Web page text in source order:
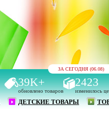
ЗА СЕГОДНЯ (06.08)
39K+
обновлено товаров
2423
изменилось
ДЕТСКИЕ ТОВАРЫ